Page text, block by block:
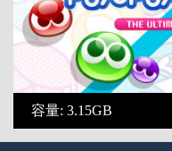
容量: 3.15GB